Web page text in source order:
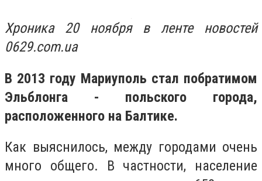
Хроника 20 ноября в ленте новостей
0629.com.ua
В 2013 году Мариуполь стал побратимом
Эльблонга - польского города,
расположенного на Балтике.
Как выяснилось, между городами очень
много общего. В частности, население